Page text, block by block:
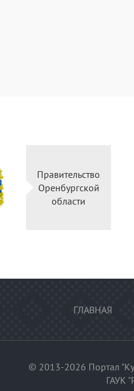
Правительство
Оренбургской
области
ГЛАВНАЯ
© 2013-2026 Портал
ГАУК